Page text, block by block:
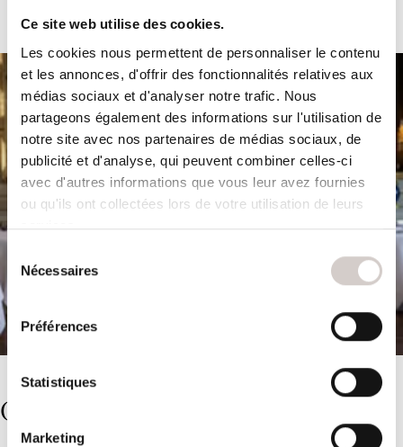
Ce site web utilise des cookies.
Les cookies nous permettent de personnaliser le contenu
et les annonces, d'offrir des fonctionnalités relatives aux
médias sociaux et d'analyser notre trafic. Nous
partageons également des informations sur l'utilisation de
notre site avec nos partenaires de médias sociaux, de
publicité et d'analyse, qui peuvent combiner celles-ci
avec d'autres informations que vous leur avez fournies
ou qu'ils ont collectées lors de votre utilisation de leurs
services.
Nécessaires
Préférences
Statistiques
Marketing
Giuseppe Giliberti